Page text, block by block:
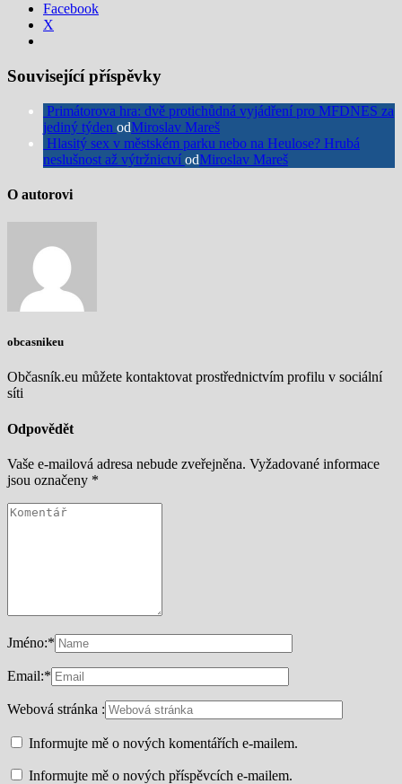
Facebook
X
Související příspěvky
Primátorova hra: dvě protichůdná vyjádření pro MFDNES za
jediný týden odMiroslav Mareš
Hlasitý sex v městském parku nebo na Heulose? Hrubá
neslušnost až výtržnictví odMiroslav Mareš
O autorovi
obcasnikeu
Občasník.eu můžete kontaktovat prostřednictvím profilu v sociální
síti
Odpovědět
Vaše e-mailová adresa nebude zveřejněna. Vyžadované informace
jsou označeny *
Jméno:*
Email:*
Webová stránka :
Informujte mě o nových komentářích e-mailem.
Informujte mě o nových příspěvcích e-mailem.